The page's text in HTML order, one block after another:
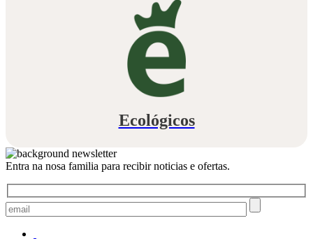
Ecológicos
Entra na nosa familia para recibir noticias e ofertas.